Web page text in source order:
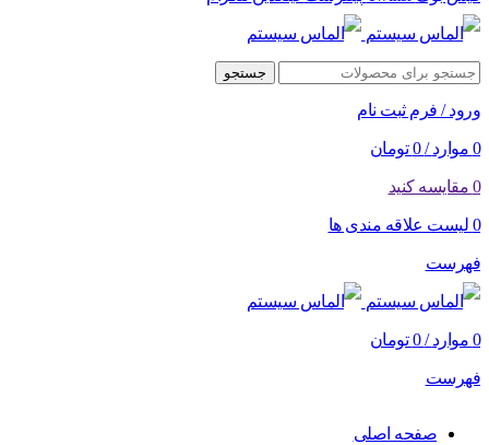
جستجو
ورود / فرم ثبت نام
0 موارد /
0 تومان
0 مقایسه کنید
0 لیست علاقه مندی ها
فهرست
0 موارد /
0 تومان
فهرست
صفحه اصلی